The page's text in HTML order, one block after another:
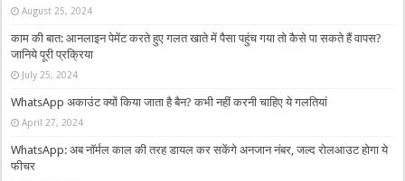
August 25, 2024
काम की बात: आनलाइन पेमेंट करते हुए गलत खाते में पैसा पहुंच गया तो कैसे पा सकते हैं वापस?
जानिये पूरी प्रक्रिया
July 25, 2024
WhatsApp अकाउंट क्यों किया जाता है बैन? कभी नहीं करनी चाहिए ये गलतियां
April 27, 2024
WhatsApp: अब नॉर्मल काल की तरह डायल कर सकेंगे अनजान नंबर, जल्द रोलआउट होगा ये
फीचर